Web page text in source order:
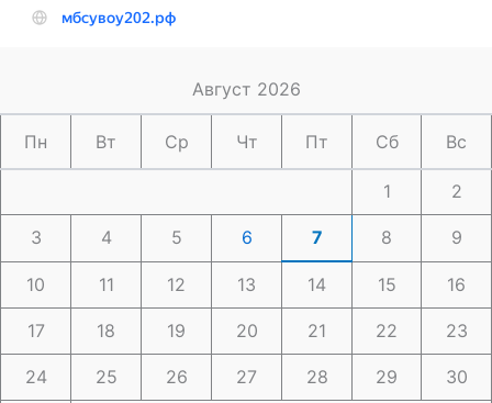
Август 2026
Пн Вт Ср Чт Пт Сб Вс
1 2
3 4 5 6 7 8 9
10 11 12 13 14 15 16
17 18 19 20 21 22 23
24 25 26 27 28 29 30